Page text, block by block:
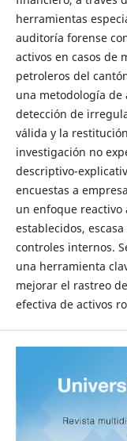
herramientas
auditoría forense
activos en casos de
petroleros del
una metodología
detección de
válida y la
investigación no
descriptivo-
encuestas a
un enfoque
establecidos,
controles internos.
una herramienta
mejorar el rastreo
efectiva de activos